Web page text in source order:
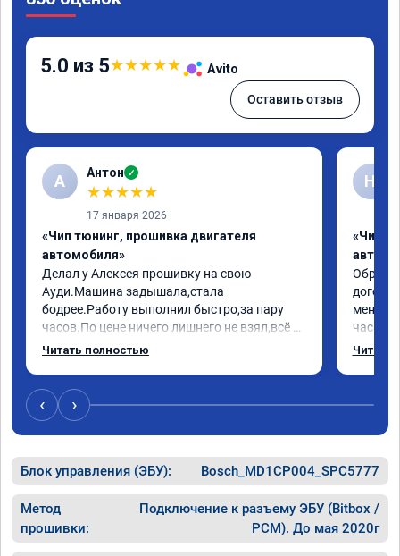
5.0 из 5★★★★★ Avito
Оставить отзыв
А Антон ✓
★★★★★
17 января 2026
«Чип тюнинг, прошивка двигателя
автомобиля»
Делал у Алексея прошивку на свою
Ауди.Машина задышала,стала
бодрее.Работу выполнил быстро,за пару
часов.По цене ничего лишнего не взял,всё
как договаривались заранее.После работы
случае поломки авто.Однозначно
рекомендую Алексея как грамотного
специалиста!
Читать полностью
Н
«Чип
меня
час
Арман
Читать
‹ ›
Блок управления (ЭБУ): Bosch_MD1CP004_SPC5777
Метод
прошивки:
Подключение к разъему ЭБУ (Bitbox /
PCM). До мая 2020г